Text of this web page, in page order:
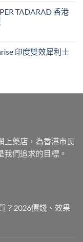
TADARAD 香港
印度雙效犀利士
上藥店，為香港市民
們追求的目標。
？2026價錢、效果